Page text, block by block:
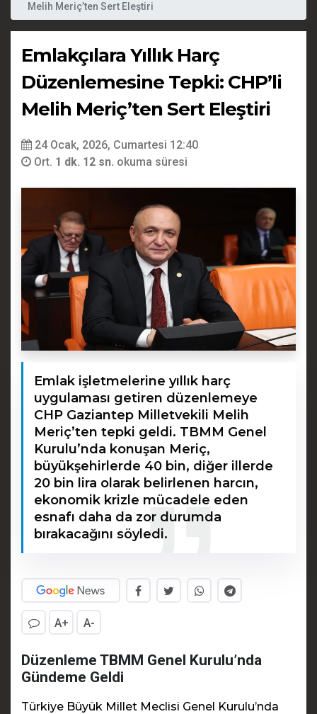
Melih Meriç’ten Sert Eleştiri
Emlakçılara Yıllık Harç
Düzenlemesine Tepki: CHP’li
Melih Meriç’ten Sert Eleştiri
24 Ocak, 2026, Cumartesi 12:40
Ort. 1 dk. 12 sn. okuma süresi
Emlak işletmelerine yıllık harç
uygulaması getiren düzenlemeye
CHP Gaziantep Milletvekili Melih
Meriç’ten tepki geldi. TBMM Genel
Kurulu’nda konuşan Meriç,
büyükşehirlerde 40 bin, diğer illerde
20 bin lira olarak belirlenen harcın,
ekonomik krizle mücadele eden
esnafı daha da zor durumda
bırakacağını söyledi.
A+ A-
Düzenleme TBMM Genel Kurulu’nda
Gündeme Geldi
Türkiye Büyük Millet Meclisi Genel Kurulu’nda